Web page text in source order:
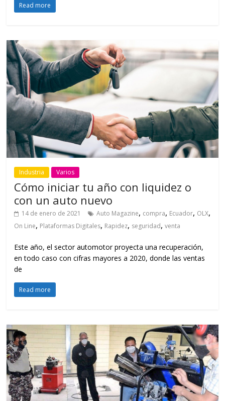
Read more
Industria Varios
Cómo iniciar tu año con liquidez o
con un auto nuevo
14 de enero de 2021 Auto Magazine, compra, Ecuador, OLX,
On Line, Plataformas Digitales, Rapidez, seguridad,venta
Este año, el sector automotor proyecta una recuperación,
en todo caso con cifras mayores a 2020, donde las ventas
de
Read more